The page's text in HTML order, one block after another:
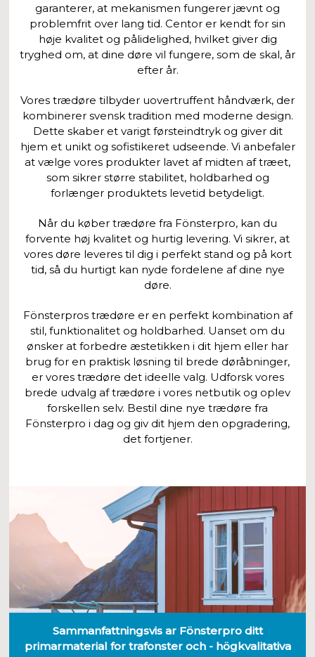
garanterer, at mekanismen fungerer jævnt og
problemfrit over lang tid. Centor er kendt for sin
høje kvalitet og pålidelighed, hvilket giver dig
tryghed om, at dine døre vil fungere, som de skal, år
efter år.
Vores trædøre tilbyder uovertruffent håndværk, der
kombinerer svensk tradition med moderne design.
Dette skaber et varigt førsteindtryk og giver dit
hjem et unikt og sofistikeret udseende. Vi anbefaler
at vælge vores produkter lavet af midten af træet,
som sikrer større stabilitet, holdbarhed og
forlænger produktets levetid betydeligt.
Når du køber trædøre fra Fönsterpro, kan du
forvente høj kvalitet og hurtig levering. Vi sikrer, at
vores døre leveres til dig i perfekt stand og på kort
tid, så du hurtigt kan nyde fordelene af dine nye
døre.
Fönsterpros trædøre er en perfekt kombination af
stil, funktionalitet og holdbarhed. Uanset om du
ønsker at forbedre æstetikken i dit hjem eller har
brug for en praktisk løsning til brede døråbninger,
er vores trædøre det ideelle valg. Udforsk vores
brede udvalg af trædøre i vores netbutik og oplev
forskellen selv. Bestil dine nye trædøre fra
Fönsterpro i dag og giv dit hjem den opgradering,
det fortjener.
Sammanfattningsvis ar Fönsterpro ditt
primarmaterial for trafonster och - högkvalitativa